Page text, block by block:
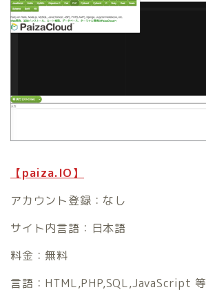
【paiza.IO】
アカウント登録：なし
サイト内言語：日本語
料金：無料
言語：HTML,PHP,SQL,JavaScript 等